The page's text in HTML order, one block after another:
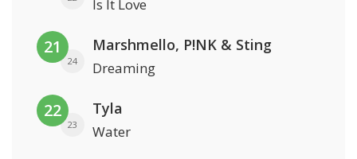
Is It Love
21
24
Marshmello, P!NK & Sting
Dreaming
22
23
Tyla
Water